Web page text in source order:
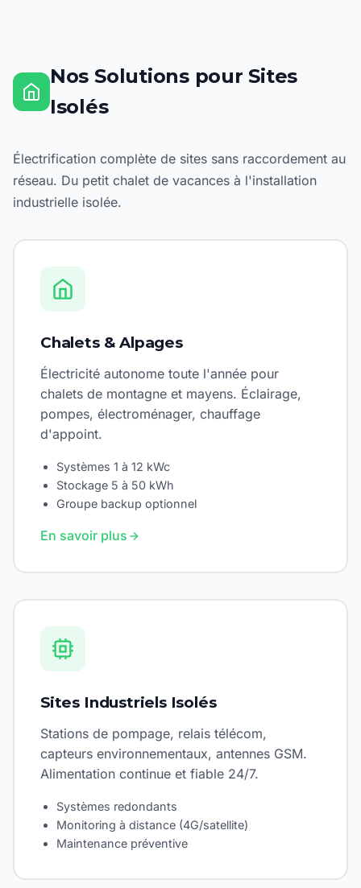
Nos Solutions pour Sites
Isolés
Électrification complète de sites sans raccordement au
réseau. Du petit chalet de vacances à l'installation
industrielle isolée.
Chalets & Alpages
Électricité autonome toute l'année pour
chalets de montagne et mayens. Éclairage,
pompes, électroménager, chauffage
d'appoint.
Systèmes 1 à 12 kWc
Stockage 5 à 50 kWh
Groupe backup optionnel
En savoir plus
Sites Industriels Isolés
Stations de pompage, relais télécom,
capteurs environnementaux, antennes GSM.
Alimentation continue et fiable 24/7.
Systèmes redondants
Monitoring à distance (4G/satellite)
Maintenance préventive